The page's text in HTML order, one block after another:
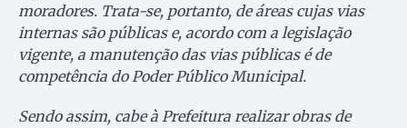
moradores. Trata-se, portanto, de áreas cujas vias
internas são públicas e, acordo com a legislação
vigente, a manutenção das vias públicas é de
competência do Poder Público Municipal.
Sendo assim, cabe à Prefeitura realizar obras de